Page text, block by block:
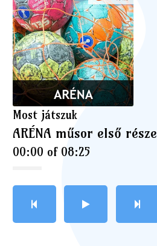
Most játszuk
ARÉNA műsor első része
00:00 of 08:25